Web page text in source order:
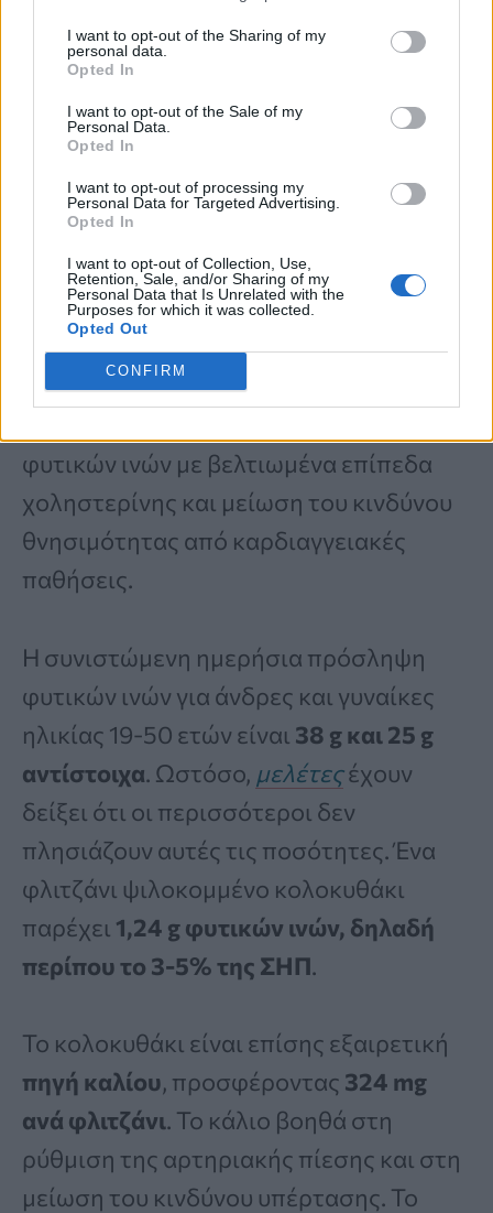
I want to opt-out of the Sharing of my
personal data.
Opted In
I want to opt-out of the Sale of my
Personal Data.
Opted In
I want to opt-out of processing my
Personal Data for Targeted Advertising.
Opted In
I want to opt-out of Collection, Use,
Retention, Sale, and/or Sharing of my
Personal Data that Is Unrelated with the
Purposes for which it was collected.
Opted Out
CONFIRM
3. Μπορεί να υποστηρίξει την υγεία της
Η ένταξη του κολοκυθιού σε μια
ισορροπημένη διατροφή μπορεί να
υποστηρίξει την
και ναμειώσει τον κίνδυνο εμφάνισης
καρδιαγγειακής νόσου. Το κολοκυθάκι
είναι χαμηλό σε θερμίδες και λιπαρά,
αλλά ιδιαίτερα πλούσιο σε φυτικές ίνες.
φυτικών ινών με βελτιωμένα επίπεδα
χοληστερίνης και μείωση του κινδύνου
θνησιμότητας από καρδιαγγειακές
παθήσεις.
Η συνιστώμενη ημερήσια πρόσληψη
φυτικών ινών για άνδρες και γυναίκες
ηλικίας 19-50 ετών είναι 38 g και 25 g
αντίστοιχα. Ωστόσο, μελέτεςέχουν
δείξει ότι οι περισσότεροι δεν
πλησιάζουν αυτές τις ποσότητες. Ένα
φλιτζάνι ψιλοκομμένο κολοκυθάκι
παρέχει 1,24 g φυτικών ινών, δηλαδή
περίπου το 3-5% της ΣΗΠ.
Το κολοκυθάκι είναι επίσης εξαιρετική
πηγή καλίου, προσφέροντας 324 mg
ανά φλιτζάνι. Το κάλιο βοηθά στη
ρύθμιση της αρτηριακής πίεσης και στη
μείωση του κινδύνου υπέρτασης. Το